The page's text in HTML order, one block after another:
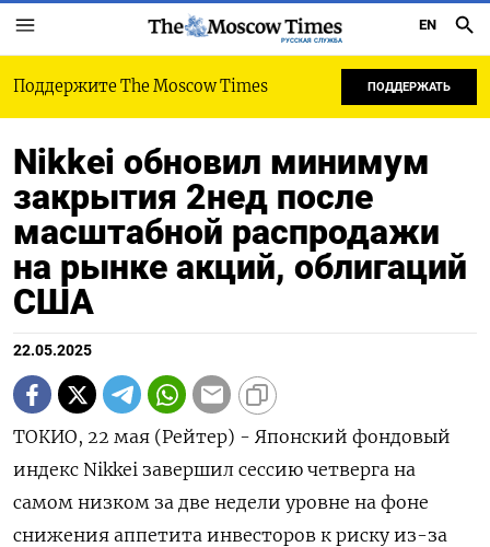
РУССКАЯ СЛУЖБА
EN
Поддержите The Moscow Times ПОДДЕРЖАТЬ
Nikkei обновил минимум
закрытия 2нед после
масштабной распродажи
на рынке акций, облигаций
США
22.05.2025
ТОКИО, 22 мая (Рейтер) - Японский фондовый
индекс Nikkei завершил сессию четверга на
самом низком за две недели уровне на фоне
снижения аппетита инвесторов к риску из-за